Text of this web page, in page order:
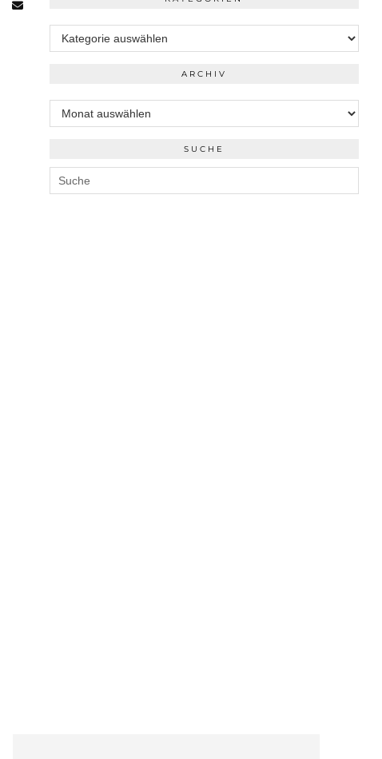
Kategorien
ARCHIV
Archiv
SUCHE